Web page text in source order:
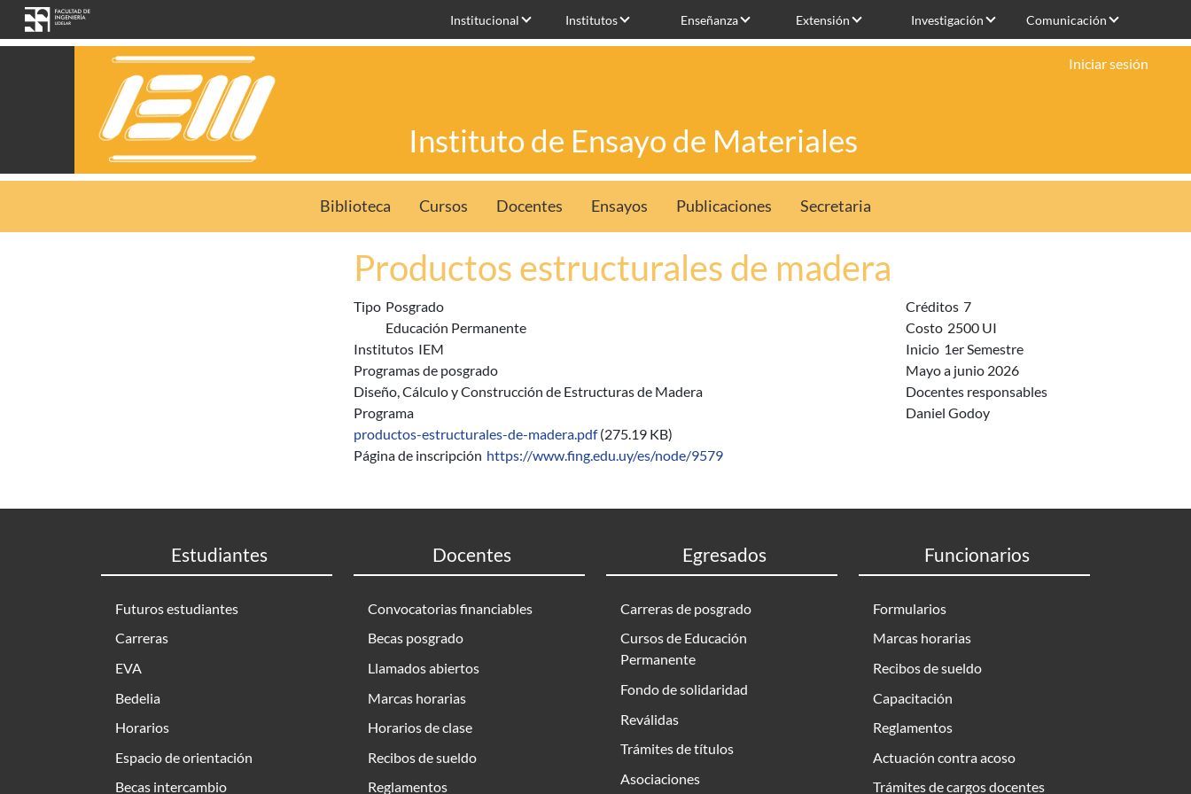
Pasar al contenido principal
Institucional Institutos Enseñanza Extensión Investigación Comunicación
Instituto de Ensayo de Materiales
Iniciar sesión
Biblioteca Cursos Docentes Ensayos Publicaciones Secretaria
Productos estructurales de madera
Tipo Posgrado
Educación Permanente
Institutos IEM
Programas de posgrado
Diseño, Cálculo y Construcción de Estructuras de Madera
Programa
productos-estructurales-de-madera.pdf (275.19 KB)
Créditos 7
Costo 2500 UI
Inicio 1er Semestre
Mayo a junio 2026
Docentes responsables
Daniel Godoy
Página de inscripción https://www.fing.edu.uy/es/node/9579
Estudiantes
Futuros estudiantes
Carreras
EVA
Bedelia
Horarios
Espacio de orientación
Becas intercambio
Docentes
Convocatorias financiables
Becas posgrado
Llamados abiertos
Marcas horarias
Horarios de clase
Recibos de sueldo
Reglamentos
Egresados
Carreras de posgrado
Cursos de Educación
Permanente
Fondo de solidaridad
Reválidas
Trámites de títulos
Asociaciones
Funcionarios
Formularios
Marcas horarias
Recibos de sueldo
Capacitación
Reglamentos
Actuación contra acoso
Trámites de cargos docentes